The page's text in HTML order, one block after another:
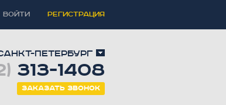
РЕГИСТРАЦИЯ
ВОЙТИ
Петербург
313-1408
Заказать звонок